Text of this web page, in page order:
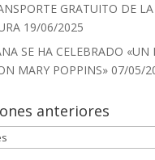
GRATUITO DE
19/06/2025
SE HA CELEBRADO «UN
MARY POPPINS» 07/05/
anteriores